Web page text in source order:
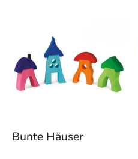
Bunte Häuser
mehrere
Varianten
auf.
können
auf